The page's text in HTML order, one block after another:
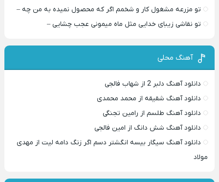
تو مزرعه مشغول کار و شخمم اگر که محصول نمیده به من چه –
تو نقاشی زیبای خدایی مثل ماه میمونی عجب چشایی –
آهنگ محلی
دانلود آهنگ دلبر 2 از شهاب فالجی
دانلود آهنگ شقیقه از محمد محمدی
دانلود آهنگ طلسم از رامین تجنگی
دانلود آهنگ شش دانگ از امین فالجی
دانلود آهنگ سیگار بیسه انگشتر دسم اگر زنگ دامه لیت از مهدی
مولاد